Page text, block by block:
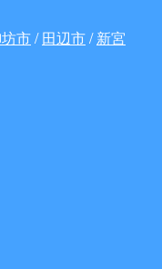
市/田辺市/新宮